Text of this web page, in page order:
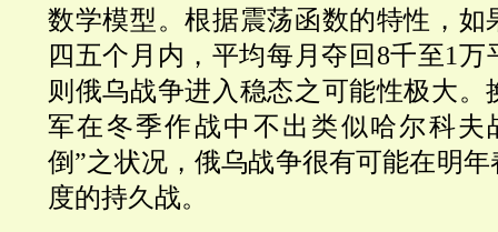
数学模型。根据震荡函数的特性， 如
四五个月内，平均每月夺回8千至1
则俄乌战争进入 稳态之可能性极大。
军在冬季作战中不出类似哈尔科夫
倒”之状况，俄乌战争很有可能在明
度的持久战。